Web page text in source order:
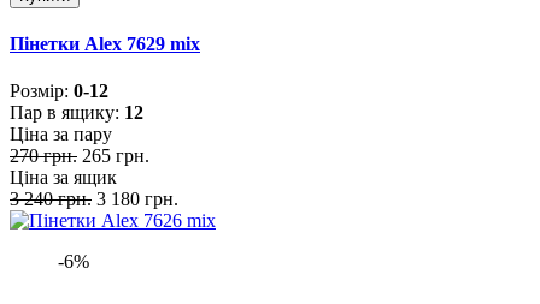
Пінетки Alex 7629 mix
Розмiр: 0-12
Пар в ящику: 12
Ціна за пару
270 грн. 265 грн.
Ціна за ящик
3 240 грн. 3 180 грн.
-6%